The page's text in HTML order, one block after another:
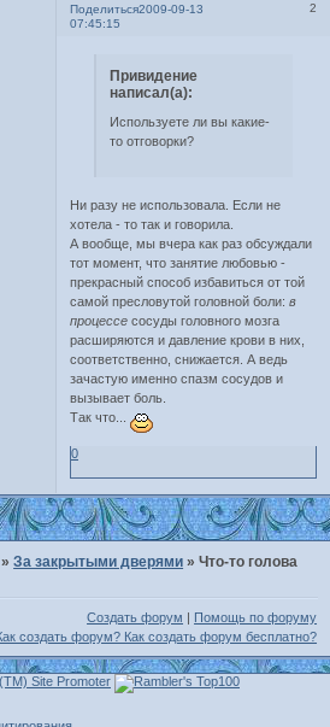
Поделиться 2
2009-09-13
07:45:15
Привидение
написал(а):
Используете ли вы какие-
то отговорки?
Ни разу не использовала. Если не
хотела - то так и говорила.
А вообще, мы вчера как раз обсуждали
тот момент, что занятие любовью -
прекрасный способ избавиться от той
самой пресловутой головной боли:в
процессе сосуды головного мозга
расширяются и давление крови в них,
соответственно, снижается. А ведь
зачастую именно спазм сосудов и
вызывает боль.
Так что...
0
»За закрытыми дверями »Что-то голова
Создать форум | Помощь по форуму